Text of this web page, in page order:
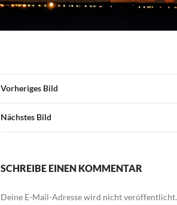
Vorheriges Bild
Nächstes Bild
SCHREIBE EINEN KOMMENTAR
Deine E-Mail-Adresse wird nicht veröffentlicht.